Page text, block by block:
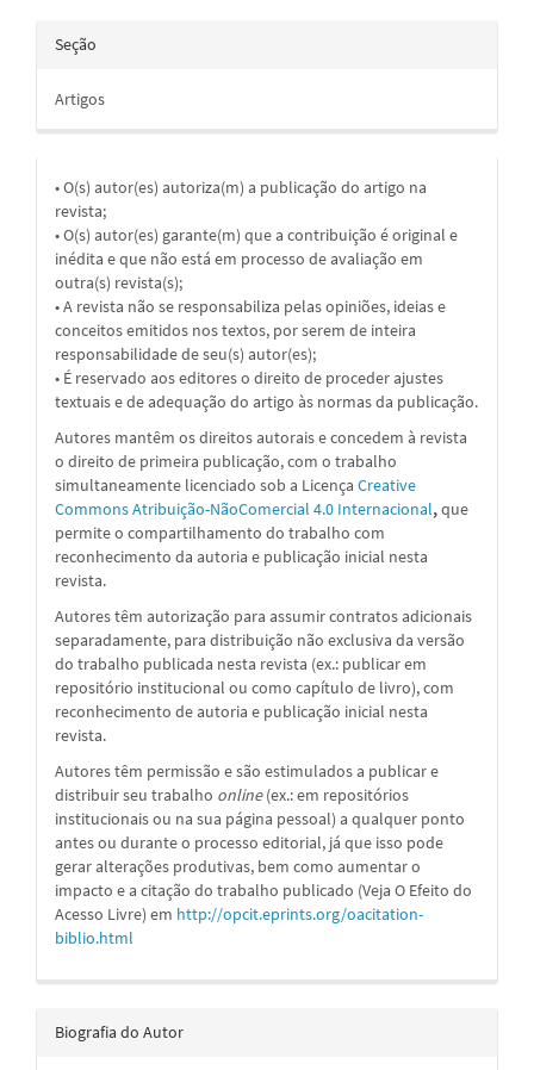
Seção
Artigos
• O(s) autor(es) autoriza(m) a publicação do artigo na
revista;
• O(s) autor(es) garante(m) que a contribuição é original e
inédita e que não está em processo de avaliação em
outra(s) revista(s);
• A revista não se responsabiliza pelas opiniões, ideias e
conceitos emitidos nos textos, por serem de inteira
responsabilidade de seu(s) autor(es);
• É reservado aos editores o direito de proceder ajustes
textuais e de adequação do artigo às normas da publicação.
Autores mantêm os direitos autorais e concedem à revista
o direito de primeira publicação, com o trabalho
simultaneamente licenciado sob a Licença Creative
Commons Atribuição-NãoComercial 4.0 Internacional,que
permite o compartilhamento do trabalho com
reconhecimento da autoria e publicação inicial nesta
revista.
Autores têm autorização para assumir contratos adicionais
separadamente, para distribuição não exclusiva da versão
do trabalho publicada nesta revista (ex.: publicar em
repositório institucional ou como capítulo de livro), com
reconhecimento de autoria e publicação inicial nesta
revista.
Autores têm permissão e são estimulados a publicar e
distribuir seu trabalho online(ex.: em repositórios
institucionais ou na sua página pessoal) a qualquer ponto
antes ou durante o processo editorial, já que isso pode
gerar alterações produtivas, bem como aumentar o
impacto e a citação do trabalho publicado (Veja O Efeito do
Acesso Livre) em http://opcit.eprints.org/oacitation-
biblio.html
Biografia do Autor